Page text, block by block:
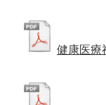
健康医療